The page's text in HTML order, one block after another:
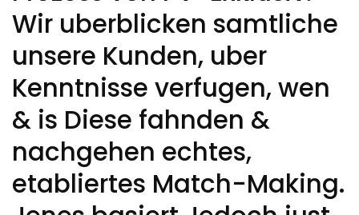
Wir uberblicken samtliche
unsere Kunden, uber
Kenntnisse verfugen, wen
& is Diese fahnden &
nachgehen echtes,
etabliertes Match-Making.